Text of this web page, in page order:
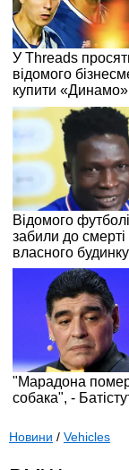
Новини / Vehicles